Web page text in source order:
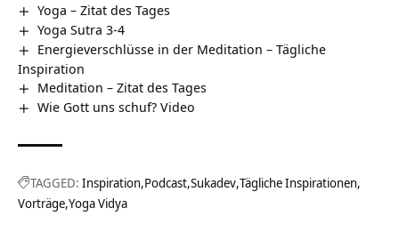
Yoga – Zitat des Tages
Yoga Sutra 3-4
Energieverschlüsse in der Meditation – Tägliche
Inspiration
Meditation – Zitat des Tages
Wie Gott uns schuf? Video
TAGGED: Inspiration Podcast Sukadev Tägliche Inspirationen
Vorträge Yoga Vidya